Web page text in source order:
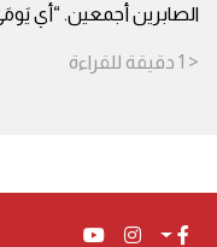
الصابرين أجمعين. “أَي
< 1 دقيقة للقراءة